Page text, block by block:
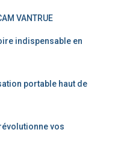
VANTRUE
indispensable en
portable haut de
vos